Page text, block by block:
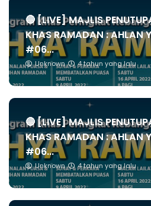
🔴 [LIVE] MAJLIS
KHAS RAMADAN : AHLAN
#06...
Unknown 4 tahun yang lalu
🔴 [LIVE] MAJLIS
KHAS RAMADAN : AHLAN
#06...
Unknown 4 tahun yang lalu